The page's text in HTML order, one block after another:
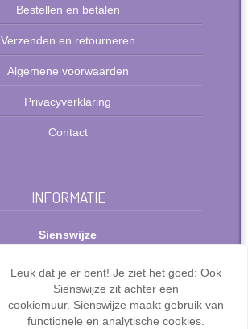
Bestellen en betalen
Verzenden en retourneren
Algemene voorwaarden
Privacyverklaring
Contact
INFORMATIE
Sienswijze
2711 PP Zoetermeer
Nederland
Tel: +31(0)627072095
info@sienswijze.nl
Leuk dat je er bent! Je ziet het goed: Ook
Sienswijze zit achter een
cookiemuur. Sienswijze maakt gebruik van
functionele en analytische cookies.